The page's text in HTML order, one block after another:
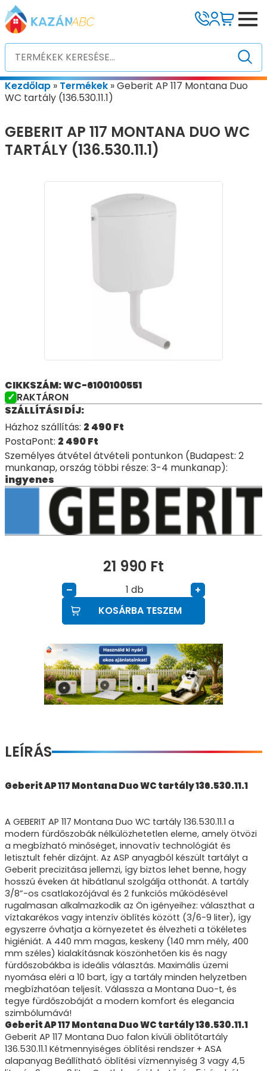
Kezdőlap » Termékek »Geberit AP 117 Montana Duo
WC tartály (136.530.11.1)
GEBERIT AP 117 MONTANA DUO WC
TARTÁLY (136.530.11.1)
CIKKSZÁM: WC-6100100551
RAKTÁRON
SZÁLLÍTÁSI DÍJ:
Házhoz szállítás: 2 490Ft
PostaPont: 2 490Ft
Személyes átvétel átvételi pontunkon (Budapest: 2
munkanap, ország többi része: 3-4 munkanap):
ingyenes
21 990 Ft
– db
+
KOSÁRBA TESZEM
LEÍRÁS
Geberit AP 117 Montana Duo WC tartály 136.530.11.1
A GEBERIT AP 117 Montana Duo WC tartály 136.530.11.1 a
modern fürdőszobák nélkülözhetetlen eleme, amely ötvözi
a megbízható minőséget, innovatív technológiát és
letisztult fehér dizájnt. Az ASP anyagból készült tartályt a
Geberit precizitása jellemzi, így biztos lehet benne, hogy
hosszú éveken át hibátlanul szolgálja otthonát. A tartály
3/8”-os csatlakozójával és 2 funkciós működésével
rugalmasan alkalmazkodik az Ön igényeihez: választhat a
víztakarékos vagy intenzív öblítés között (3/6-9 liter), így
egyszerre óvhatja a környezetet és élvezheti a tökéletes
higiéniát. A 440 mm magas, keskeny (140 mm mély, 400
mm széles) kialakításnak köszönhetően kis és nagy
fürdőszobákba is ideális választás. Maximális üzemi
nyomása eléri a 10 bart, így a tartály minden helyzetben
megbízhatóan teljesít. Válassza a Montana Duo-t, és
tegye fürdőszobáját a modern komfort és elegancia
szimbólumává!
Geberit AP 117 Montana Duo WC tartály 136.530.11.1
Geberit AP 117 Montana Duo falon kívüli öblítőtartály
136.530.11.1 Kétmennyiséges öblítési rendszer + ASA
alapanyag Beállítható öblítési vízmennyiség 3 vagy 4,5